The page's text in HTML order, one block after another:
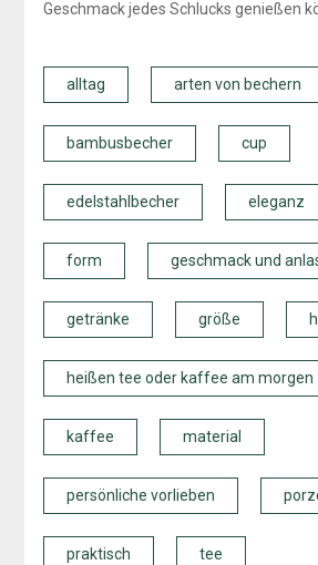
Geschmack jedes Schlucks genießen
alltag arten von bechern
bambusbecher cup
edelstahlbecher eleganz
form geschmack und
getränke größe
heißen tee oder kaffee am morgen
kaffee material
persönliche vorlieben
praktisch tee